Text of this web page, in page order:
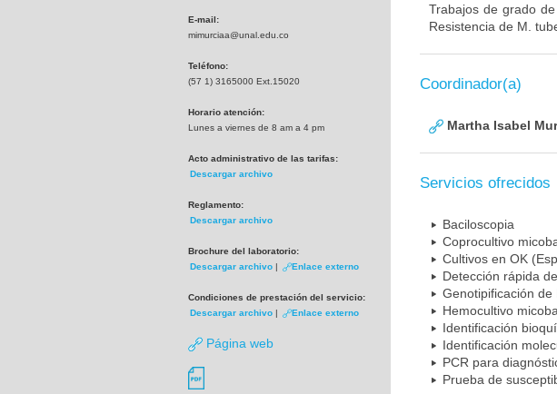
E-mail:
mimurciaa@unal.edu.co
Teléfono:
(57 1) 3165000 Ext.15020
Horario atención:
Lunes a viernes de 8 am a 4 pm
Acto administrativo de las tarifas:
Descargar archivo
Reglamento:
Descargar archivo
Brochure del laboratorio:
Descargar archivo | Enlace externo
Condiciones de prestación del servicio:
Descargar archivo | Enlace externo
Página web
Trabajos de grado
Resistencia de M.
Coordinador(a)
Martha Isabel
Servicios ofrecidos
Baciloscopia
Coprocultivo
Cultivos en OK
Detección rápida
Genotipificación de
Hemocultivo
Identificación
Identificación
PCR para
Prueba de